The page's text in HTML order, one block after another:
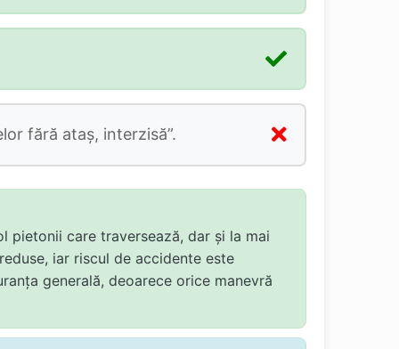
fără ataş, interzisă”.
pietonii care traversează, dar și la mai
iar riscul de accidente este
generală, deoarece orice manevră